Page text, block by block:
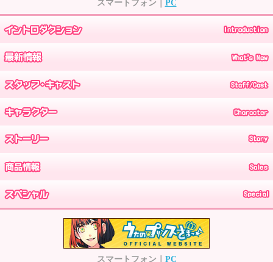
スマートフォン｜ PC
スマートフォン｜ PC